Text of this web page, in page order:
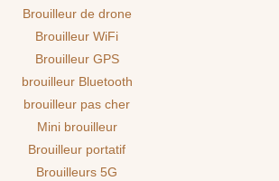
Brouilleur de drone
Brouilleur WiFi
Brouilleur GPS
brouilleur Bluetooth
brouilleur pas cher
Mini brouilleur
Brouilleur portatif
Brouilleurs 5G